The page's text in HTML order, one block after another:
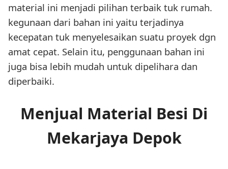
material ini menjadi pilihan terbaik tuk rumah.
kegunaan dari bahan ini yaitu terjadinya
kecepatan tuk menyelesaikan suatu proyek dgn
amat cepat. Selain itu, penggunaan bahan ini
juga bisa lebih mudah untuk dipelihara dan
diperbaiki.
Menjual Material Besi Di
Mekarjaya Depok